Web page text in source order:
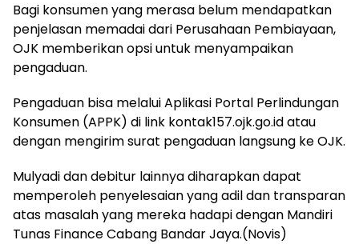
Bagi konsumen yang merasa belum mendapatkan
penjelasan memadai dari Perusahaan Pembiayaan,
OJK memberikan opsi untuk menyampaikan
pengaduan.
Pengaduan bisa melalui Aplikasi Portal Perlindungan
Konsumen (APPK) di link kontak157.ojk.go.id atau
dengan mengirim surat pengaduan langsung ke OJK.
Mulyadi dan debitur lainnya diharapkan dapat
memperoleh penyelesaian yang adil dan transparan
atas masalah yang mereka hadapi dengan Mandiri
Tunas Finance Cabang Bandar Jaya.(Novis)